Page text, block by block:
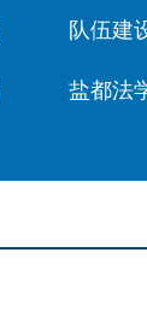
队伍建
盐都法